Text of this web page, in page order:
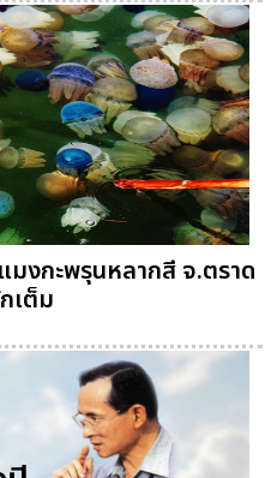
งกะพรุนหลากสี จ.ตราด
เต็ม